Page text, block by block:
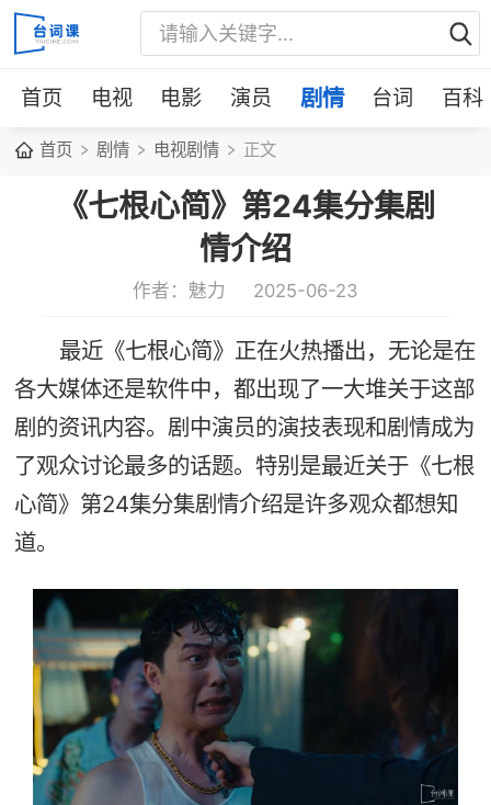
首页 电视 电影 演员 剧情 台词 百科
首页 剧情 电视剧情 正文
《七根心简》第24集分集剧
情介绍
作者：魅力 2025-06-23
最近《七根心简》正在火热播出，无论是在
各大媒体还是软件中，都出现了一大堆关于这部
剧的资讯内容。剧中演员的演技表现和剧情成为
了观众讨论最多的话题。特别是最近关于《七根
心简》第24集分集剧情介绍是许多观众都想知
道。